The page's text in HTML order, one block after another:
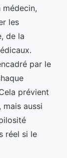
les
de la
par le
prévient
aussi
réel si le